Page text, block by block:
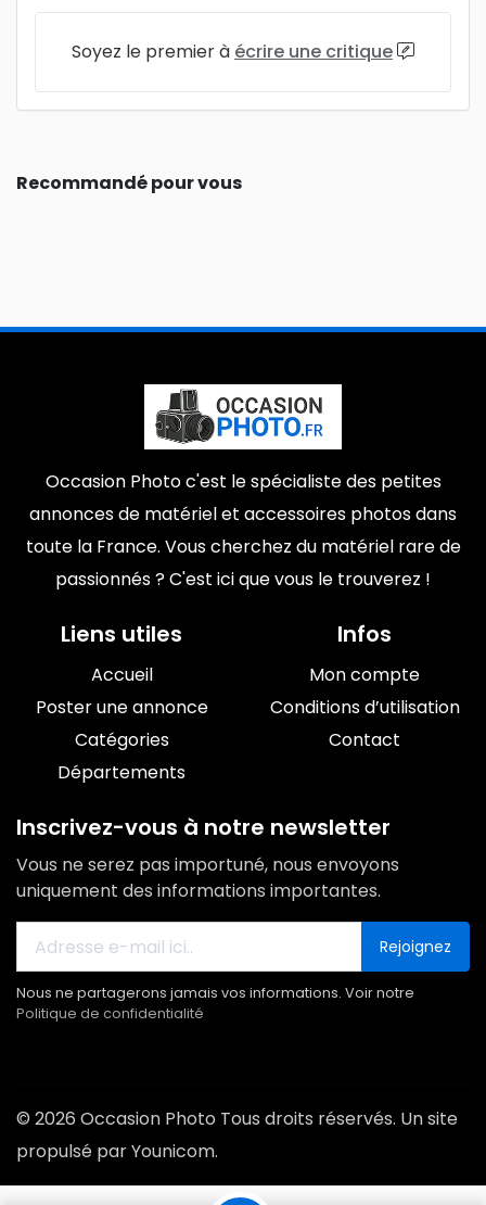
Soyez le premier à écrire une critique
Recommandé pour vous
Occasion Photo c'est le spécialiste des petites
annonces de matériel et accessoires photos dans
toute la France. Vous cherchez du matériel rare de
passionnés ? C'est ici que vous le trouverez !
Liens utiles
Accueil
Poster une annonce
Catégories
Départements
Infos
Mon compte
Conditions d’utilisation
Contact
Inscrivez-vous à notre newsletter
Vous ne serez pas importuné, nous envoyons
uniquement des informations importantes.
Rejoignez
Nous ne partagerons jamais vos informations. Voir notre
Politique de confidentialité
© 2026 Occasion Photo Tous droits réservés. Un site
propulsé par Younicom.